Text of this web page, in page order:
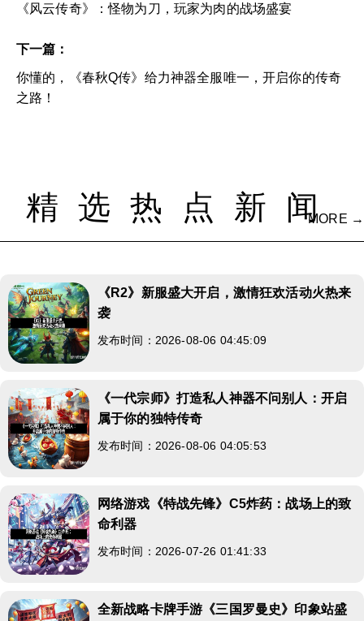
《风云传奇》：怪物为刀，玩家为肉的战场盛宴
下一篇：
你懂的，《春秋Q传》给力神器全服唯一，开启你的传奇
之路！
精选热点新闻
MORE →
《R2》新服盛大开启，激情狂欢活动火热来
袭
发布时间：2026-08-06 04:45:09
《一代宗师》打造私人神器不问别人：开启
属于你的独特传奇
发布时间：2026-08-06 04:05:53
网络游戏《特战先锋》C5炸药：战场上的致
命利器
发布时间：2026-07-26 01:41:33
全新战略卡牌手游《三国罗曼史》印象站盛